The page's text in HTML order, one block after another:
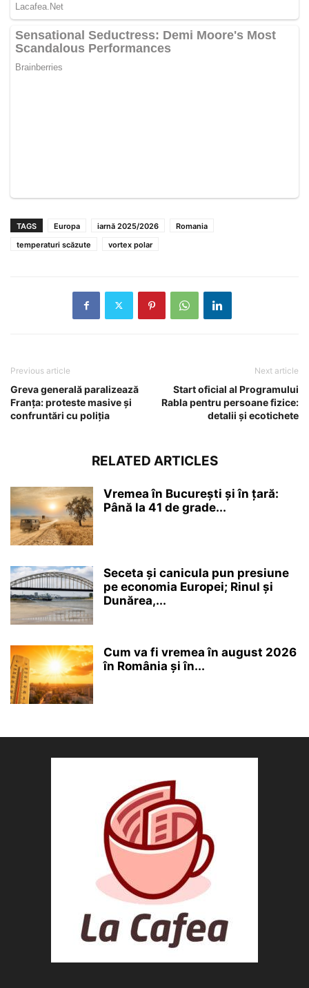
TAGS Europa iarnă 2025/2026
Romania
temperaturi scăzute
vortex polar
Previous article
Greva generală paralizează
Franţa: proteste masive şi
confruntări cu poliţia
Next article
Start oficial al Programului
Rabla pentru persoane fizice:
detalii și ecotichete
RELATED ARTICLES
Vremea în București și în țară:
Până la 41 de grade...
Seceta și canicula pun presiune
pe economia Europei; Rinul și
Dunărea,...
Cum va fi vremea în august 2026
în România și în...